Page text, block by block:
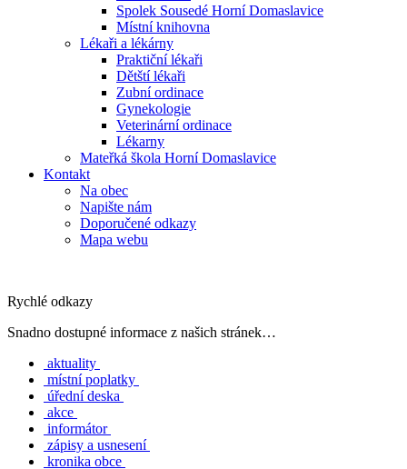
Spolek Sousedé Horní Domaslavice
Místní knihovna
Lékaři a lékárny
Praktiční lékaři
Dětští lékaři
Zubní ordinace
Gynekologie
Veterinární ordinace
Lékarny
Mateřká škola Horní Domaslavice
Kontakt
Na obec
Napište nám
Doporučené odkazy
Mapa webu
Rychlé odkazy
Snadno dostupné informace z našich stránek…
aktuality
místní poplatky
úřední deska
akce
informátor
zápisy a usnesení
kronika obce